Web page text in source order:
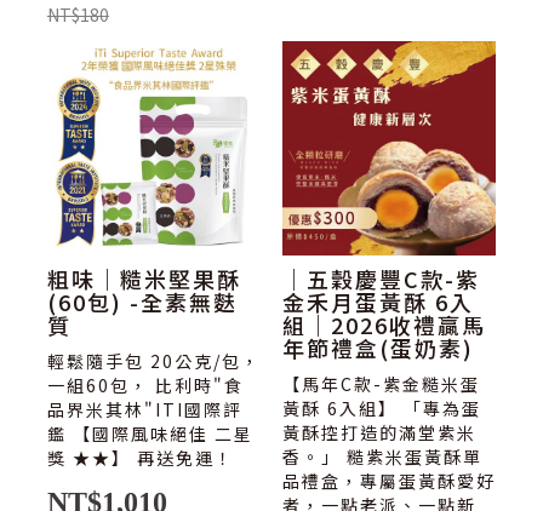
NT$180
粗味｜糙米堅果酥
(60包) -全素無麩
質
輕鬆隨手包 20公克/包，
一組60包， 比利時"食
品界米其林"ITI國際評
鑑 【國際風味絕佳 二星
獎 ★★】 再送免運！
NT$1,010
｜五穀慶豐C款-紫
金禾月蛋黃酥 6入
組｜2026收禮贏馬
年節禮盒(蛋奶素)
【馬年C款-紫金糙米蛋
黃酥 6入組】 「專為蛋
黃酥控打造的滿堂紫米
香。」 糙紫米蛋黃酥單
品禮盒，專屬蛋黃酥愛好
者，一點老派、一點新